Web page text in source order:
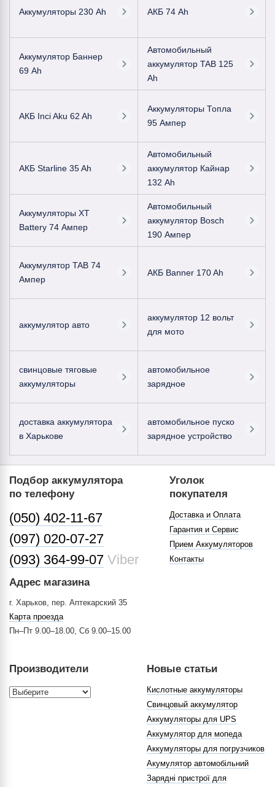
Аккумуляторы 230 Ah АКБ 74 Ah
Аккумулятор Баннер
69 Ah
Автомобильный
аккумулятор TAB 125
Ah
АКБ Inci Aku 62 Ah
Аккумуляторы Топла
95 Ампер
АКБ Starline 35 Ah
Автомобильный
аккумулятор Кайнар
132 Ah
Аккумуляторы XT
Battery 74 Ампер
Автомобильный
аккумулятор Bosch
190 Ампер
Аккумулятор TAB 74
Ампер
АКБ Banner 170 Ah
аккумулятор авто
аккумулятор 12 вольт
для мото
свинцовые тяговые
аккумуляторы
автомобильное
зарядное
доставка аккумулятора
в Харькове
автомобильное пуско
зарядное устройство
Подбор аккумулятора
по телефону
(050) 402-11-67
(097) 020-07-27
(093) 364-99-07 Viber
Адрес магазина
г. Харьков, пер. Аптекарский 35
Карта проезда
Пн–Пт 9.00–18.00, Сб 9.00–15.00
Уголок
покупателя
Доставка и Оплата
Гарантия и Сервис
Прием Аккумуляторов
Контакты
Производители Новые статьи
Кислотные аккумуляторы
Свинцовый аккумулятор
Аккумуляторы для UPS
Аккумулятор для мопеда
Аккумуляторы для погрузчиков
Акумулятор автомобільний
Зарядні пристрої для